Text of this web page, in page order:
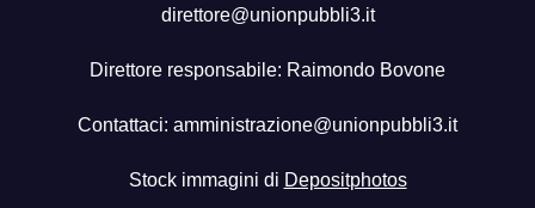
direttore@unionpubbli3.it
Direttore responsabile: Raimondo Bovone
Contattaci: amministrazione@unionpubbli3.it
Stock immagini di Depositphotos